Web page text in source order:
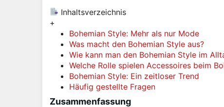
Inhaltsverzeichnis
+
Bohemian Style: Mehr als nur Mode
Was macht den Bohemian Style aus?
Wie kann man den Bohemian Style im
Welche Rolle spielen Accessoires beim
Bohemian Style: Ein zeitloser Trend
Häufig gestellte Fragen
Zusammenfassung